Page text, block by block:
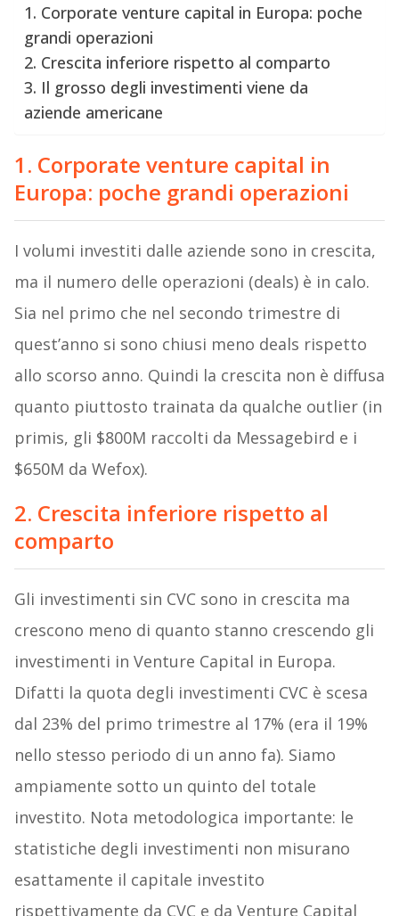
1. Corporate venture capital in Europa: poche
grandi operazioni
2. Crescita inferiore rispetto al comparto
3. Il grosso degli investimenti viene da
aziende americane
1. Corporate venture capital in
Europa: poche grandi operazioni
I volumi investiti dalle aziende sono in crescita,
ma il numero delle operazioni (deals) è in calo.
Sia nel primo che nel secondo trimestre di
quest’anno si sono chiusi meno deals rispetto
allo scorso anno. Quindi la crescita non è diffusa
quanto piuttosto trainata da qualche outlier (in
primis, gli $800M raccolti da Messagebird e i
$650M da Wefox).
2. Crescita inferiore rispetto al
comparto
Gli investimenti sin CVC sono in crescita ma
crescono meno di quanto stanno crescendo gli
investimenti in Venture Capital in Europa.
Difatti la quota degli investimenti CVC è scesa
dal 23% del primo trimestre al 17% (era il 19%
nello stesso periodo di un anno fa). Siamo
ampiamente sotto un quinto del totale
investito. Nota metodologica importante: le
statistiche degli investimenti non misurano
esattamente il capitale investito
rispettivamente da CVC e da Venture Capital